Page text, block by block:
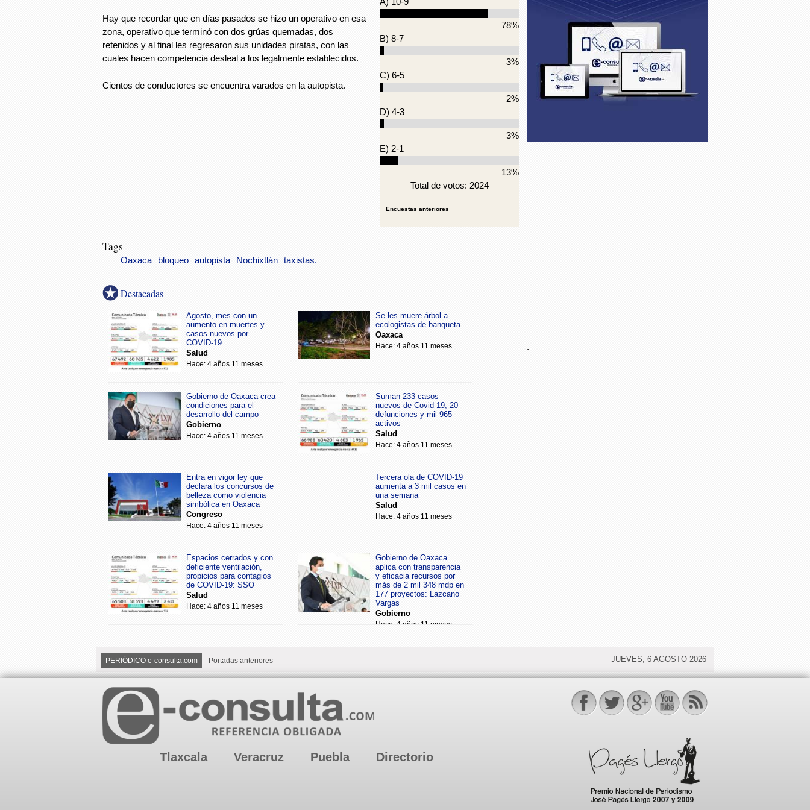
Hay que recordar que en días pasados se hizo un operativo en esa
zona, operativo que terminó con dos grúas quemadas, dos
retenidos y al final les regresaron sus unidades piratas, con las
cuales hacen competencia desleal a los legalmente establecidos.
Cientos de conductores se encuentra varados en la autopista.
78%
B) 8-7
3%
C) 6-5
2%
D) 4-3
3%
E) 2-1
13%
Total de votos: 2024
Encuestas anteriores
Tags
Oaxaca bloqueo autopista Nochixtlán taxistas.
Destacadas
Agosto, mes con un
aumento en muertes y
casos nuevos por
COVID-19
Salud
Hace: 4 años 11 meses
Se les muere árbol a
ecologistas de banqueta
Oaxaca
Hace: 4 años 11 meses
Gobierno de Oaxaca crea
condiciones para el
desarrollo del campo
Gobierno
Hace: 4 años 11 meses
Suman 233 casos
nuevos de Covid-19, 20
defunciones y mil 965
activos
Salud
Hace: 4 años 11 meses
Entra en vigor ley que
declara los concursos de
belleza como violencia
simbólica en Oaxaca
Congreso
Hace: 4 años 11 meses
Tercera ola de COVID-19
aumenta a 3 mil casos en
una semana
Salud
Hace: 4 años 11 meses
Espacios cerrados y con
deficiente ventilación,
propicios para contagios
de COVID-19: SSO
Salud
Hace: 4 años 11 meses
Gobierno de Oaxaca
aplica con transparencia
y eficacia recursos por
más de 2 mil 348 mdp en
177 proyectos: Lazcano
Vargas
Gobierno
Hace: 4 años 11 meses
.
PERIÓDICO e-consulta.com Portadas anteriores JUEVES, 6 AGOSTO 2026
Tlaxcala Veracruz Puebla Directorio